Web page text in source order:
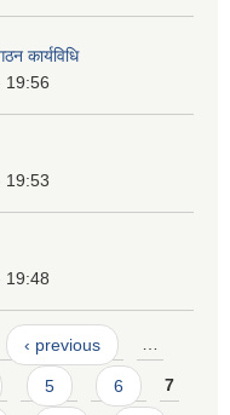
कार्यविधि
19:56
19:53
19:48
‹ previous …
5 6 7